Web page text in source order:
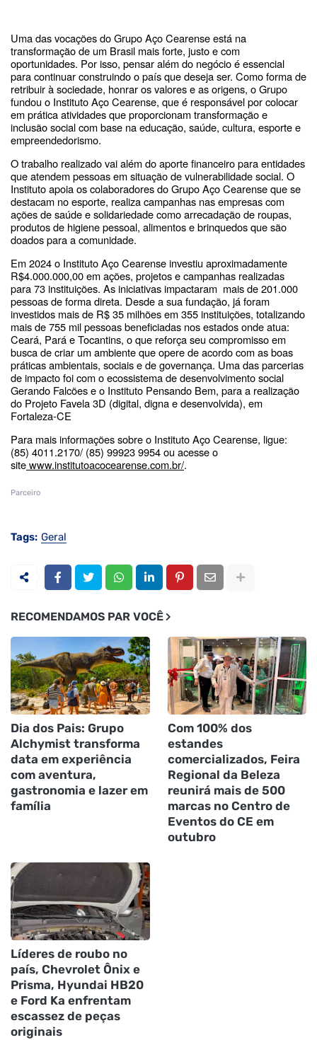
Uma das vocações do Grupo Aço Cearense está na
transformação de um Brasil mais forte, justo e com
oportunidades. Por isso, pensar além do negócio é essencial
para continuar construindo o país que deseja ser. Como forma de
retribuir à sociedade, honrar os valores e as origens, o Grupo
fundou o Instituto Aço Cearense, que é responsável por colocar
em prática atividades que proporcionam transformação e
inclusão social com base na educação, saúde, cultura, esporte e
empreendedorismo.
O trabalho realizado vai além do aporte financeiro para entidades
que atendem pessoas em situação de vulnerabilidade social. O
Instituto apoia os colaboradores do Grupo Aço Cearense que se
destacam no esporte, realiza campanhas nas empresas com
ações de saúde e solidariedade como arrecadação de roupas,
produtos de higiene pessoal, alimentos e brinquedos que são
doados para a comunidade.
Em 2024 o Instituto Aço Cearense investiu aproximadamente
R$4.000.000,00 em ações, projetos e campanhas realizadas
para 73 instituições. As iniciativas impactaram mais de 201.000
pessoas de forma direta. Desde a sua fundação, já foram
investidos mais de R$ 35 milhões em 355 instituições, totalizando
mais de 755 mil pessoas beneficiadas nos estados onde atua:
Ceará, Pará e Tocantins, o que reforça seu compromisso em
busca de criar um ambiente que opere de acordo com as boas
práticas ambientais, sociais e de governança. Uma das parcerias
de impacto foi com o ecossistema de desenvolvimento social
Gerando Falcões e o Instituto Pensando Bem, para a realização
do Projeto Favela 3D (digital, digna e desenvolvida), em
Fortaleza-CE
Para mais informações sobre o Instituto Aço Cearense, ligue:
(85) 4011.2170/ (85) 99923 9954 ou acesse o
sitewww.institutoacocearense.com.br/.
Parceiro
Tags: Geral
RECOMENDAMOS PAR VOCÊ
Dia dos Pais: Grupo
Alchymist transforma
data em experiência
com aventura,
gastronomia e lazer em
família
Com 100% dos
estandes
comercializados, Feira
Regional da Beleza
reunirá mais de 500
marcas no Centro de
Eventos do CE em
outubro
Líderes de roubo no
país, Chevrolet Ônix e
Prisma, Hyundai HB20
e Ford Ka enfrentam
escassez de peças
originais